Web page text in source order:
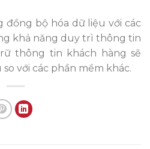
đồng bộ hóa dữ liệu với các
khả năng duy trì thông tin
thông tin khách hàng sẽ
với các phần mềm khác.